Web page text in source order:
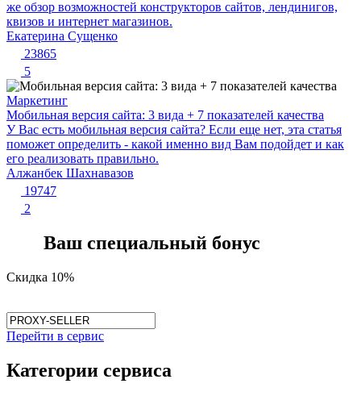
же обзор возможностей конструкторов сайтов, лендинигов,
квизов и интернет магазинов.
Екатерина Сущенко
23865
5
Маркетинг
Мобильная версия сайта: 3 вида + 7 показателей качества
У Вас есть мобильная версия сайта? Если еще нет, эта статья
поможет определить - какой именно вид Вам подойдет и как
его реализовать правильно.
Алжанбек Шахнавазов
19747
2
Ваш специальный бонус
Скидка 10%
Перейти в сервис
Категории сервиса